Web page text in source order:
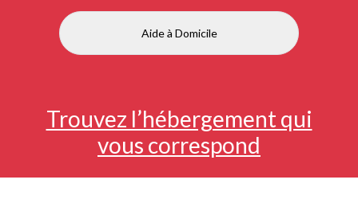
Aide à Domicile
Trouvez l’hébergement qui
vous correspond